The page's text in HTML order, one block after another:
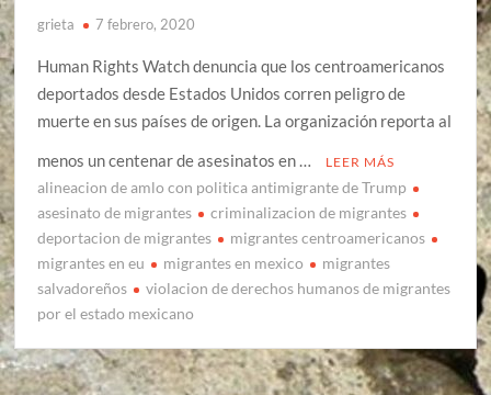
grieta 7 febrero, 2020
Human Rights Watch denuncia que los centroamericanos
deportados desde Estados Unidos corren peligro de
muerte en sus países de origen. La organización reporta al
menos un centenar de asesinatos en …
LEER MÁS
alineacion de amlo con politica antimigrante de Trump
asesinato de migrantes
criminalizacion de migrantes
deportacion de migrantes
migrantes centroamericanos
migrantes en eu
migrantes en mexico
migrantes
salvadoreños
violacion de derechos humanos de migrantes
por el estado mexicano